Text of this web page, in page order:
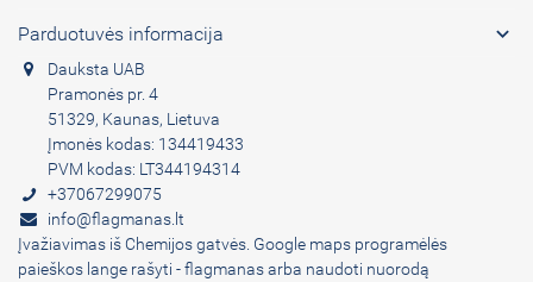
Parduotuvės informacija 
Dauksta UAB
Pramonės pr. 4
51329, Kaunas, Lietuva
Įmonės kodas: 134419433
PVM kodas: LT344194314
+37067299075
info@flagmanas.lt
Įvažiavimas iš Chemijos gatvės. Google maps programėlės
paieškos lange rašyti - flagmanas arba naudoti nuorodą